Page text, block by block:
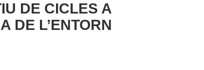
DE CICLES A
DE L’ENTORN